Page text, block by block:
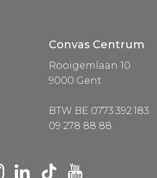
Convas Centrum
Rooigemlaan 10
9000 Gent
BTW BE 0773.392.183
09 278 88 88